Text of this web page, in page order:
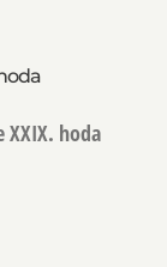
XXIX. hoda